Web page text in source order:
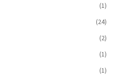
(1)
(24)
(2)
(1)
(1)